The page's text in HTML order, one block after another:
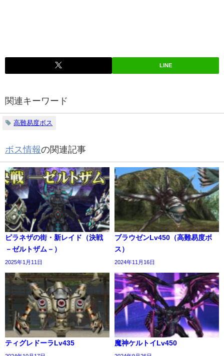
LINE
関連キーワード
高難易度ボス
ボス情報の関連記事
ピラネザの街・新レイド（決戦
－ゼルトザム－）
2025年1月11日
ブラウゼンLv450（高難易度ボ
ス）
2024年11月16日
ティグレドーラLv435 魔神ケルトイLv450